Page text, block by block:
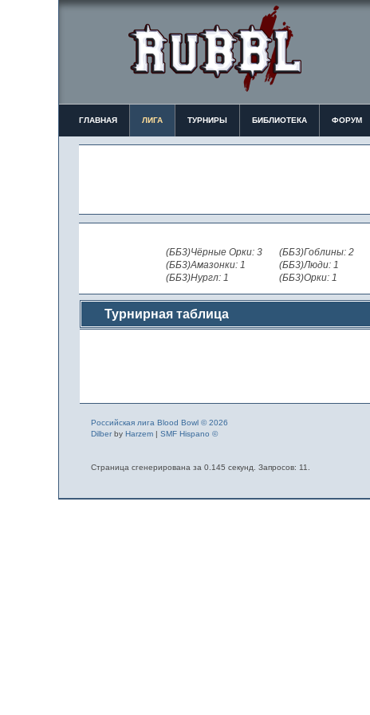
ГЛАВНАЯ ЛИГА ТУРНИРЫ БИБЛИОТЕКА ФОРУМ
(ББ3)Чёрные Орки: 3
(ББ3)Амазонки: 1
(ББ3)Нургл: 1
(ББ3)Гоблины: 2
(ББ3)Люди: 1
(ББ3)Орки: 1
Турнирная таблица
Российская лига Blood Bowl © 2026
Dilberby Harzem| SMF Hispano ©
Страница сгенерирована за 0.145 секунд. Запросов: 11.